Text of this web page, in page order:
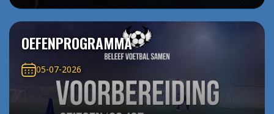
OEFENPROGRAMMA
05-07-2026